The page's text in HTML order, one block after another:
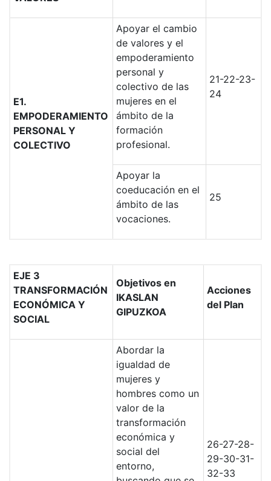
E1.
EMPODERAMIENTO
PERSONAL Y
COLECTIVO
Apoyar el cambio
de valores y el
empoderamiento
personal y
colectivo de las
mujeres en el
ámbito de la
formación
profesional.
21-22-23-
24
Apoyar la
coeducación en el
ámbito de las
vocaciones.
25
EJE 3
TRANSFORMACIÓN
ECONÓMICA Y
SOCIAL
Objetivos en
IKASLAN
GIPUZKOA
Acciones
del Plan
Abordar la
igualdad de
mujeres y
hombres como un
valor de la
transformación
económica y
social del
entorno,
26-27-28-
29-30-31-
32-33